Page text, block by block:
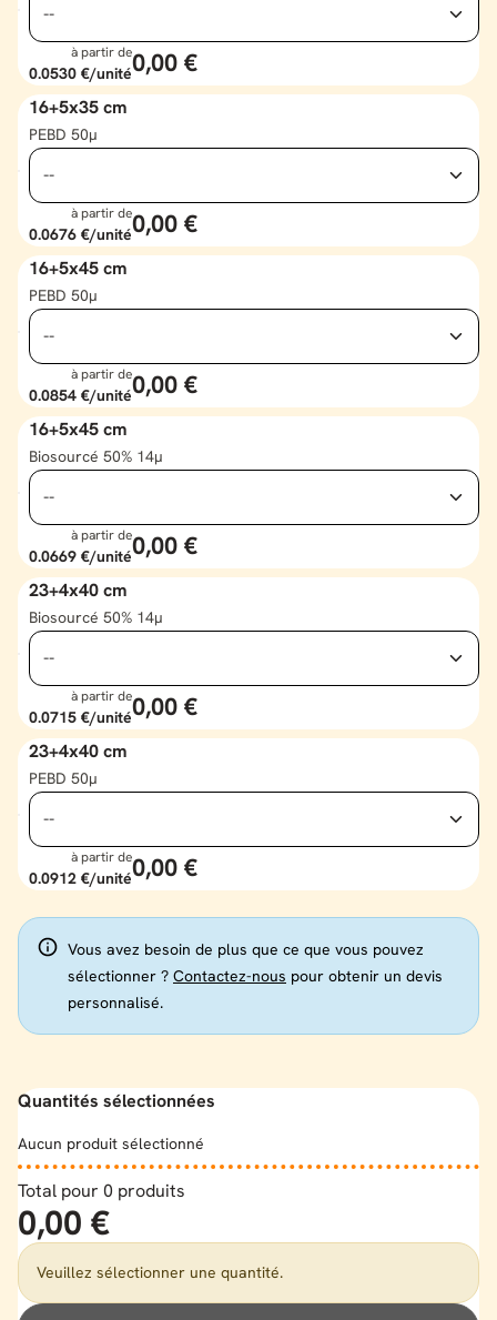
à partir de
0.0530 €/unité0,00 €
16+5x35 cm
PEBD 50µ
à partir de
0.0676 €/unité0,00 €
16+5x45 cm
PEBD 50µ
à partir de
0.0854 €/unité0,00 €
16+5x45 cm
Biosourcé 50% 14µ
à partir de
0.0669 €/unité0,00 €
23+4x40 cm
Biosourcé 50% 14µ
à partir de
0.0715 €/unité0,00 €
23+4x40 cm
PEBD 50µ
à partir de
0.0912 €/unité0,00 €
Vous avez besoin de plus que ce que vous pouvez
sélectionner ? Contactez-nous pour obtenir un devis
personnalisé.
Quantités sélectionnées
Aucun produit sélectionné
Total pour 0 produits
0,00 €
Veuillez sélectionner une quantité.